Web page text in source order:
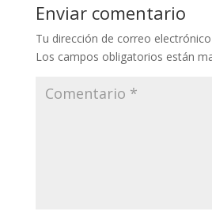
Enviar comentario
Tu dirección de correo
Los campos obligatorios están